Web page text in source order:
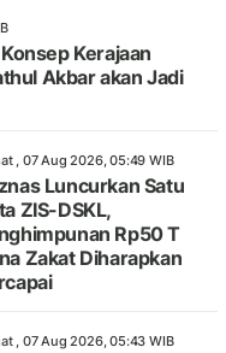
Kerajaan
Akbar akan Jadi
, 07 Aug 2026, 05:49 WIB
Luncurkan Satu
ZIS-DSKL,
Rp50 T
Zakat Diharapkan
, 07 Aug 2026, 05:43 WIB